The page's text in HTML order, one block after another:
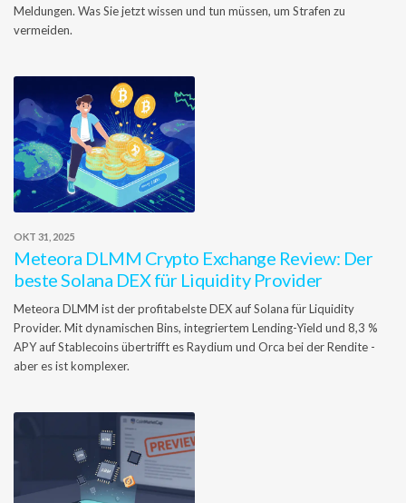
Meldungen. Was Sie jetzt wissen und tun müssen, um Strafen zu
vermeiden.
OKT 31, 2025
Meteora DLMM Crypto Exchange Review: Der
beste Solana DEX für Liquidity Provider
Meteora DLMM ist der profitabelste DEX auf Solana für Liquidity
Provider. Mit dynamischen Bins, integriertem Lending-Yield und 8,3 %
APY auf Stablecoins übertrifft es Raydium und Orca bei der Rendite -
aber es ist komplexer.